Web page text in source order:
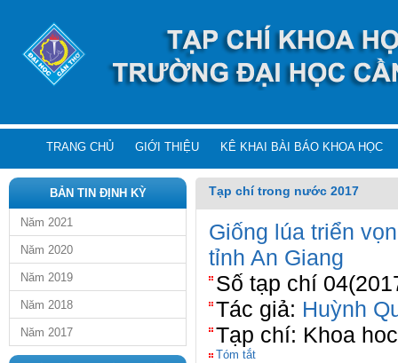
TRANG CHỦ GIỚI THIỆU KÊ KHAI BÀI BÁO KHOA HỌC
BẢN TIN ĐỊNH KỲ
Năm 2021
Năm 2020
Năm 2019
Năm 2018
Năm 2017
Tạp chí trong nước 2017
Giống lúa triển
tỉnh An Giang
Số tạp chí
Tác giả: Huỳnh
Tạp chí: Khoa
Tóm tắt